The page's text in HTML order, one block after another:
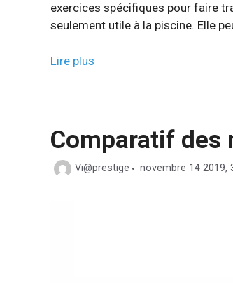
exercices spécifiques pour faire
seulement utile à la piscine. Elle
Lire plus
Comparatif des
Vi@prestige novembre 14 2019,